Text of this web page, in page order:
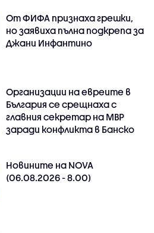
От ФИФА признаха грешки,
но заявиха пълна подкрепа за
Джани Инфантино
Организации на евреите в
България се срещнаха с
главния секретар на МВР
заради конфликта в Банско
Новините на NOVA
(06.08.2026 - 8.00)